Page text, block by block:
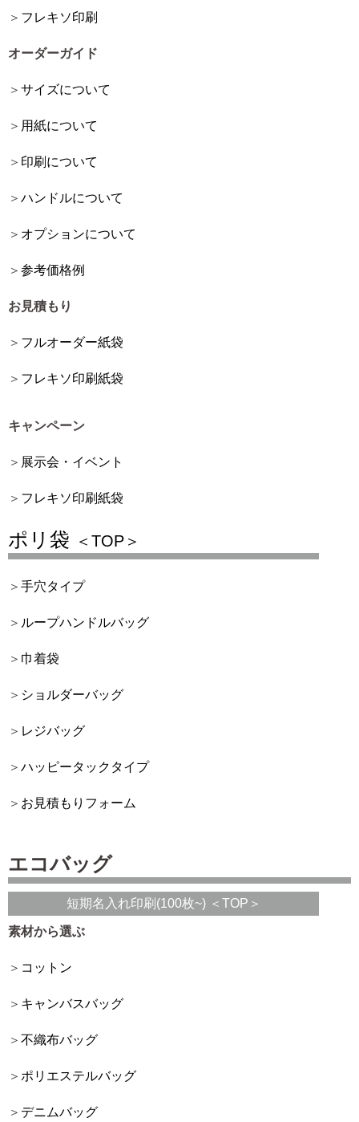
フレキソ印刷
オーダーガイド
サイズについて
用紙について
印刷について
ハンドルについて
オプションについて
参考価格例
お見積もり
フルオーダー紙袋
フレキソ印刷紙袋
キャンペーン
展示会・イベント
フレキソ印刷紙袋
ポリ袋 ＜TOP＞
手穴タイプ
ループハンドルバッグ
巾着袋
ショルダーバッグ
レジバッグ
ハッピータックタイプ
お見積もりフォーム
エコバッグ
短期名入れ印刷(100枚~) ＜TOP＞
素材から選ぶ
コットン
キャンバスバッグ
不織布バッグ
ポリエステルバッグ
デニムバッグ